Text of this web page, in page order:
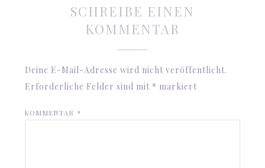
SCHREIBE EINEN
KOMMENTAR
Deine E-Mail-Adresse wird nicht veröffentlicht.
Erforderliche Felder sind mit * markiert
KOMMENTAR*